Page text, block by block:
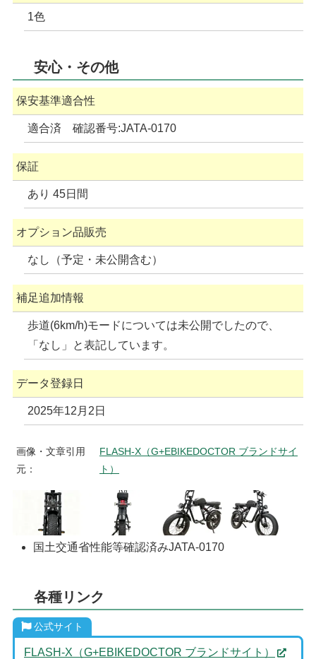
1色
安心・その他
保安基準適合性
適合済 確認番号:JATA-0170
保証
あり 45日間
オプション品販売
なし（予定・未公開含む）
補足追加情報
歩道(6km/h)モードについては未公開でしたので、
「なし」と表記しています。
データ登録日
2025年12月2日
画像・文章引用
元：
FLASH-X（G+EBIKEDOCTOR ブランドサイ
ト）
国土交通省性能等確認済みJATA-0170
各種リンク
公式サイト
FLASH-X（G+EBIKEDOCTOR ブランドサイト）